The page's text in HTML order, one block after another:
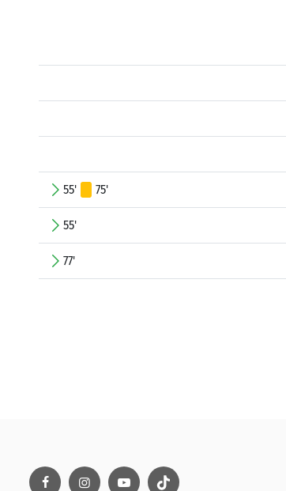
55' 75'
55'
77'